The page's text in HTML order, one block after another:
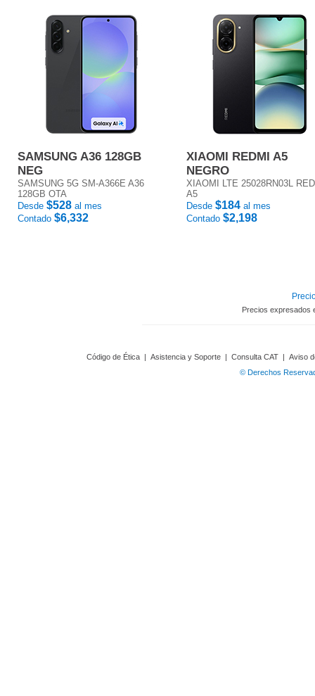
SAMSUNG A36 128GB
NEG
SAMSUNG 5G SM-A366E A36
128GB OTA
Desde $528 al mes
Contado $6,332
XIAOMI REDMI A5
NEGRO
XIAOMI LTE 25028RN03L
A5
Desde $184 al mes
Contado $2,198
Precios expresados
Código de Ética | Asistencia y Soporte | Consulta CAT | Aviso
© Derechos